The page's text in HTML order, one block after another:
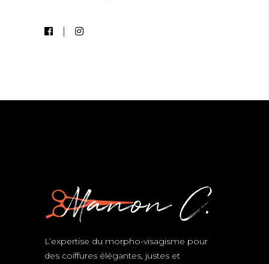
L’expertise du morpho-visagisme pour
des coiffures élégantes, justes et